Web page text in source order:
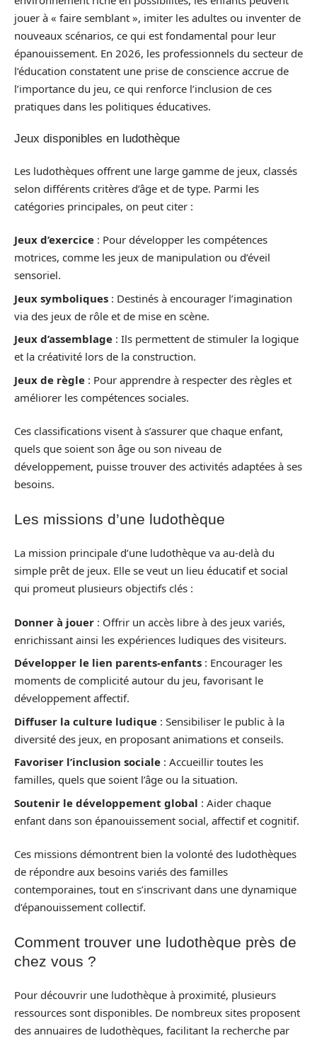
jouer à « faire semblant », imiter les adultes ou inventer de
nouveaux scénarios, ce qui est fondamental pour leur
épanouissement. En 2026, les professionnels du secteur de
l’éducation constatent une prise de conscience accrue de
l’importance du jeu, ce qui renforce l’inclusion de ces
pratiques dans les politiques éducatives.
Jeux disponibles en ludothèque
Les ludothèques offrent une large gamme de jeux, classés
selon différents critères d’âge et de type. Parmi les
catégories principales, on peut citer :
Jeux d’exercice : Pour développer les compétences
motrices, comme les jeux de manipulation ou d’éveil
sensoriel.
Jeux symboliques : Destinés à encourager l’imagination
via des jeux de rôle et de mise en scène.
Jeux d’assemblage : Ils permettent de stimuler la logique
et la créativité lors de la construction.
Jeux de règle : Pour apprendre à respecter des règles et
améliorer les compétences sociales.
Ces classifications visent à s’assurer que chaque enfant,
quels que soient son âge ou son niveau de
développement, puisse trouver des activités adaptées à ses
besoins.
Les missions d’une ludothèque
La mission principale d’une ludothèque va au-delà du
simple prêt de jeux. Elle se veut un lieu éducatif et social
qui promeut plusieurs objectifs clés :
Donner à jouer : Offrir un accès libre à des jeux variés,
enrichissant ainsi les expériences ludiques des visiteurs.
Développer le lien parents-enfants : Encourager les
moments de complicité autour du jeu, favorisant le
développement affectif.
Diffuser la culture ludique : Sensibiliser le public à la
diversité des jeux, en proposant animations et conseils.
Favoriser l’inclusion sociale : Accueillir toutes les
familles, quels que soient l’âge ou la situation.
Soutenir le développement global : Aider chaque
enfant dans son épanouissement social, affectif et cognitif.
Ces missions démontrent bien la volonté des ludothèques
de répondre aux besoins variés des familles
contemporaines, tout en s’inscrivant dans une dynamique
d’épanouissement collectif.
Comment trouver une ludothèque près de
chez vous ?
Pour découvrir une ludothèque à proximité, plusieurs
ressources sont disponibles. De nombreux sites proposent
des annuaires de ludothèques, facilitant la recherche par